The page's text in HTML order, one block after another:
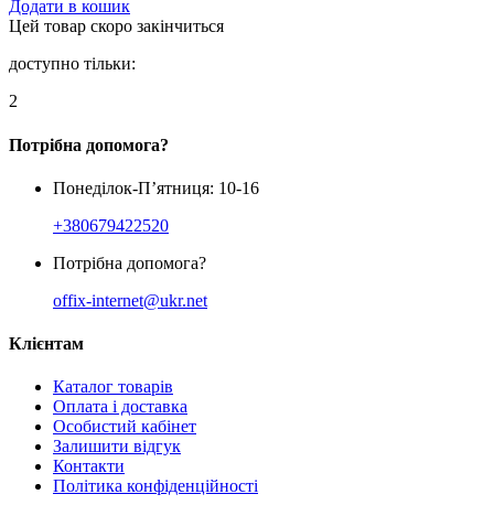
Додати в кошик
Цей товар скоро закінчиться
доступно тільки:
2
Потрібна допомога?
Понеділок-П’ятниця: 10-16
+380679422520
Потрібна допомога?
offix-internet@ukr.net
Клієнтам
Каталог товарів
Оплата і доставка
Особистий кабінет
Залишити відгук
Контакти
Політика конфіденційності